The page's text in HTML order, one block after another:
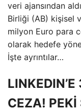
veri ajansından
Birliği (AB) kişisel
milyon Euro para
olarak hedefe
İşte ayrıntılar…
CEZA! PEKİ